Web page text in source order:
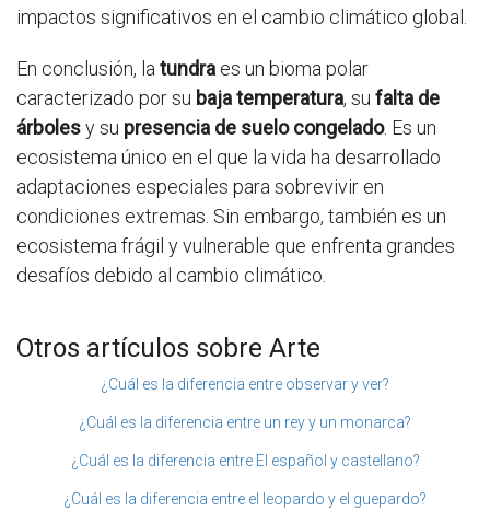
impactos significativos en el cambio climático global.
En conclusión, la tundra es un bioma polar
caracterizado por su baja temperatura, su falta de
árbolesy su presencia de suelo congelado. Es un
ecosistema único en el que la vida ha desarrollado
adaptaciones especiales para sobrevivir en
condiciones extremas. Sin embargo, también es un
ecosistema frágil y vulnerable que enfrenta grandes
desafíos debido al cambio climático.
Otros artículos sobre Arte
¿Cuál es la diferencia entre observar y ver?
¿Cuál es la diferencia entre un rey y un monarca?
¿Cuál es la diferencia entre El español y castellano?
¿Cuál es la diferencia entre el leopardo y el guepardo?